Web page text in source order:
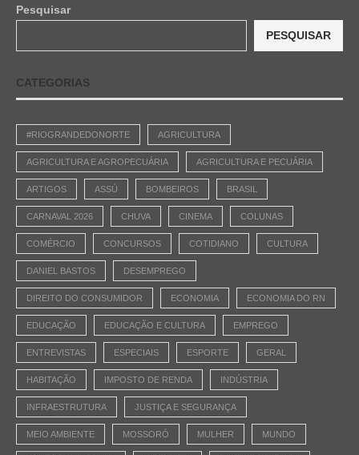
Pesquisar
PESQUISAR
CATEGORIAS
#RIOGRANDEDONORTE AGRICULTURA
AGRICULTURA E AGROPECUÁRIA AGRICULTURA E PECUÁRIA
ARTIGOS ASSÚ BOMBEIROS BRASIL
CARNAVAL 2026 CHUVA CINEMA COLUNAS
COMÉRCIO CONCURSOS COTIDIANO CULTURA
DANIEL BASTOS DESEMPREGO
DIREITO DO CONSUMIDOR ECONOMIA ECONOMIA DO RN
EDUCAÇÃO EDUCAÇÃO E CULTURA EMPREGO
ENTREVISTAS ESPECIAIS ESPORTE GERAL
HABITAÇÃO IMPOSTO DE RENDA INDÚSTRIA
INFRAESTRUTURA JUSTIÇA E SEGURANÇA
MEIO AMBIENTE MOSSORÓ MULHER MUNDO